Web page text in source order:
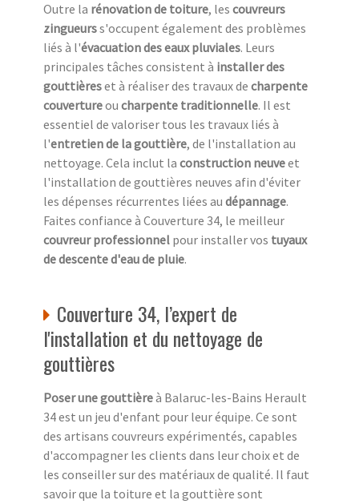
Outre la rénovation de toiture, les couvreurs
zingueurss'occupent également des problèmes
liés à l'évacuation des eaux pluviales. Leurs
principales tâches consistent à installer des
gouttièreset à réaliser des travaux de charpente
couvertureou charpente traditionnelle. Il est
essentiel de valoriser tous les travaux liés à
l'entretien de la gouttière, de l'installation au
nettoyage. Cela inclut la construction neuveet
l'installation de gouttières neuves afin d'éviter
les dépenses récurrentes liées au dépannage.
Faites confiance à Couverture 34, le meilleur
couvreur professionnel pour installer vos tuyaux
de descente d'eau de pluie.
Couverture 34, l’expert de
l'installation et du nettoyage de
gouttières
Poser une gouttièreà Balaruc-les-Bains Herault
34 est un jeu d'enfant pour leur équipe. Ce sont
des artisans couvreurs expérimentés, capables
d'accompagner les clients dans leur choix et de
les conseiller sur des matériaux de qualité. Il faut
savoir que la toiture et la gouttière sont